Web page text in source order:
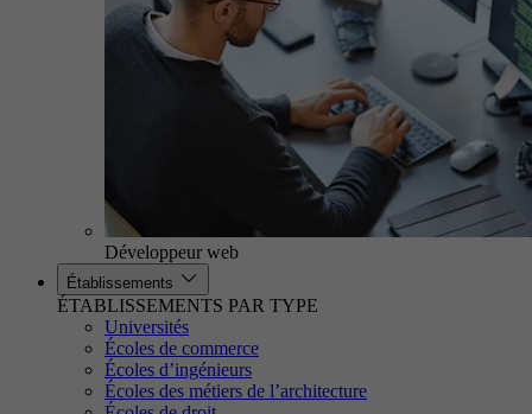
Développeur web
Établissements
ÉTABLISSEMENTS PAR TYPE
Universités
Écoles de commerce
Écoles d’ingénieurs
Écoles des métiers de l’architecture